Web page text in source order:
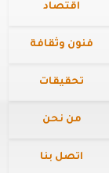
اقتصاد
فنون وثقافة
تحقيقات
من نحن
اتصل بنا